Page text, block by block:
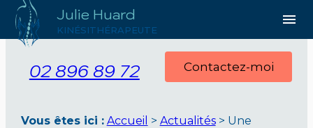
Julie Huard
KINÉSITHÉRAPEUTE
menu
02 896 89 72 Contactez-moi
Vous êtes ici : Accueil > Actualités> Une
Panneau de gestion des cookies